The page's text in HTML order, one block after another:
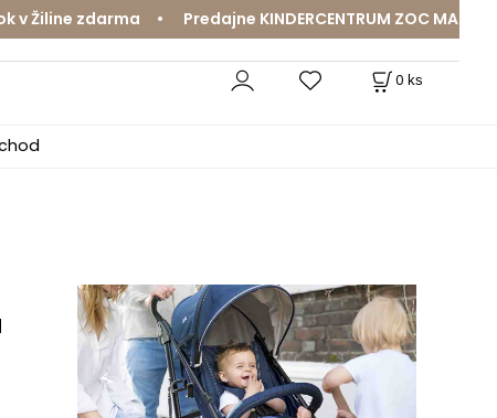
• Predajne KINDERCENTRUM ZOC MAX a
0 ks